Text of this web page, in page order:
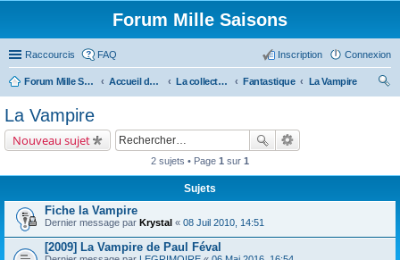
Forum Mille Saisons
Raccourcis FAQ Connexion
Inscription
Forum Mille Saisons Accueil du forum La collection Mille Saisons Fantastique
La Vampire
La Vampire
Nouveau sujet
2 sujets • Page 1 sur 1
Sujets
Fiche la Vampire
Dernier message par Krystal « 08 Juil 2010, 14:51
[2009] La Vampire de Paul Féval